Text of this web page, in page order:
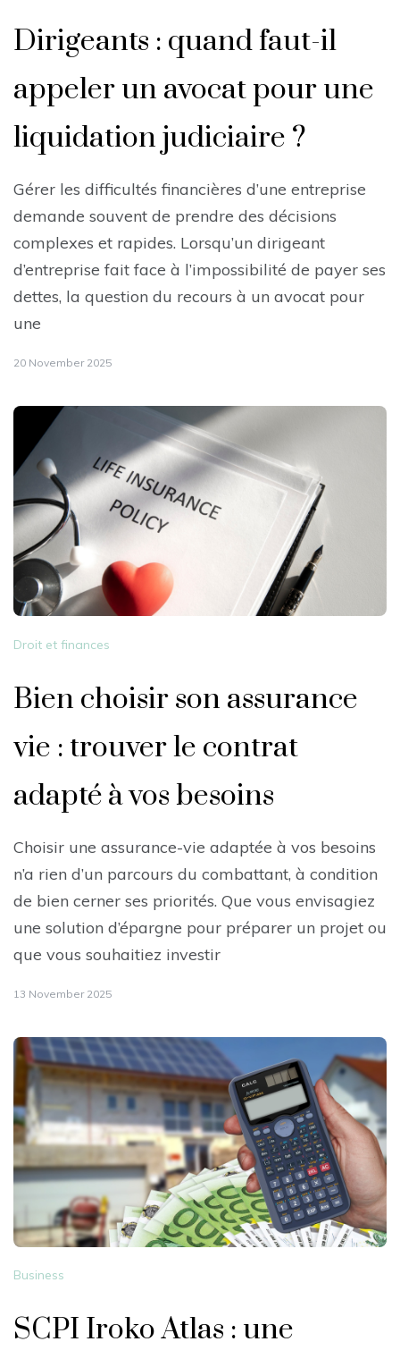
Dirigeants : quand faut-il
appeler un avocat pour une
liquidation judiciaire ?
Gérer les difficultés financières d’une entreprise
demande souvent de prendre des décisions
complexes et rapides. Lorsqu’un dirigeant
d’entreprise fait face à l’impossibilité de payer ses
dettes, la question du recours à un avocat pour
une
20 November 2025
Droit et finances
Bien choisir son assurance
vie : trouver le contrat
adapté à vos besoins
Choisir une assurance-vie adaptée à vos besoins
n’a rien d’un parcours du combattant, à condition
de bien cerner ses priorités. Que vous envisagiez
une solution d’épargne pour préparer un projet ou
que vous souhaitiez investir
13 November 2025
Business
SCPI Iroko Atlas : une